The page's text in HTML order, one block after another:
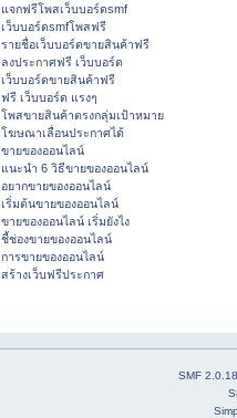
แจกฟรีโพสเว็บบอร์ดsmf
เว็บบอร์ดsmfโพสฟรี
รายชื่อเว็บบอร์ดขายสินค้าฟรี
ลงประกาศฟรี เว็บบอร์ด
เว็บบอร์ดขายสินค้าฟรี
ฟรี เว็บบอร์ด แรงๆ
โพสขายสินค้าตรงกลุ่มเป้าหมาย
โฆษณาเลื่อนประกาศได้
ขายของออนไลน์
แนะนำ 6 วิธีขายของออนไลน์
อยากขายของออนไลน์
เริ่มต้นขายของออนไลน์
ขายของออนไลน์ เริ่มยังไง
ชี้ช่องขายของออนไลน์
การขายของออนไลน์
สร้างเว็บฟรีประกาศ
SMF 2.0.18